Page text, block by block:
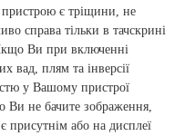
пристрою є тріщини, не
справа тільки в тачскрині
Ви при включенні
вад, плям та інверсії
у Вашому пристрої
Ви не бачите зображення,
присутнім або на дисплеї